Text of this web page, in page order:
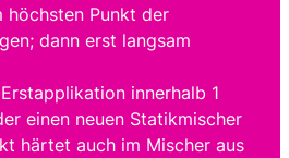
höchsten Punkt der
dann erst langsam
innerhalb 1
einen neuen Statikmischer
härtet auch im Mischer aus